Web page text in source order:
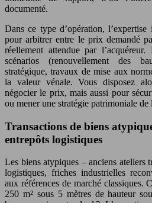
documenté.
Dans ce type d’opération,
pour arbitrer entre le prix demandé
réellement attendue par
scénarios (renouvellement des
stratégique, travaux de mise aux
la valeur vénale. Vous disposez
négocier le prix, mais aussi pour
ou mener une stratégie patrimoniale de
Transactions de biens
entrepôts logistiques
Les biens atypiques – anciens ateliers
logistiques, friches industrielles
aux références de marché classiques.
250 m² sous 5 mètres de hauteur